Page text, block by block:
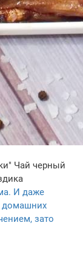
Чай черный
И даже
зато